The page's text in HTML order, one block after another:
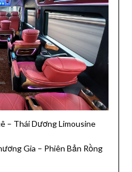
– Thái Dương Limousine
Gia – Phiên Bản Rồng